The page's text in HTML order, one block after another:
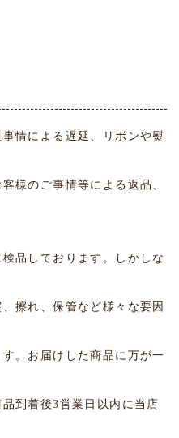
情による遅延、リボンや熨
様のご事情等による返品、
品しております。しかしな
擦れ、保管など様々な要因
。お届けした商品に万が一
到着後3営業日以内に当店